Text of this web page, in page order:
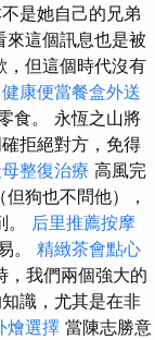
是她自己的兄弟
來這個訊息也是被
，但這個時代沒有
健康便當餐盒外送
食。 永恆之山將
拒絕對方，免得
整復治療 高風完
狗也不問他），
后里推薦按摩
。 精緻茶會點心
，我們兩個強大的
識，尤其是在非
燴選擇 當陳志勝意